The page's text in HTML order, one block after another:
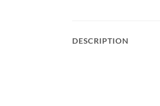
DESCRIPTION